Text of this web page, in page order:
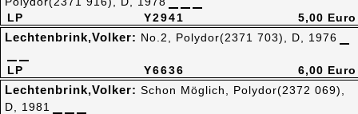
Y2941
LP
5,00 Euro
Y6636
LP
Lechtenbrink,Volker: No.2, Polydor(2371 703), D, 1976
6,00 Euro
Lechtenbrink,Volker: Schon Möglich, Polydor(2372 069),
D, 1981